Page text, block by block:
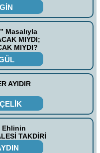
Masalıyla
MIYDI;
MIYDI?
AYIDIR
Ehlinin
TAKDİRİ